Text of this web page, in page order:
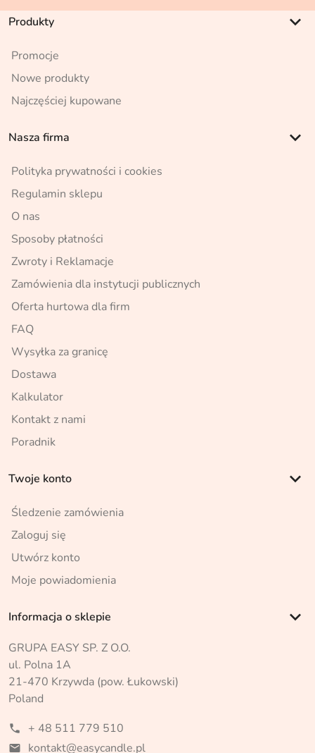
Produkty keyboard_arrow_down
Promocje
Nowe produkty
Najczęściej kupowane
Nasza firma keyboard_arrow_down
Polityka prywatności i cookies
Regulamin sklepu
O nas
Sposoby płatności
Zwroty i Reklamacje
Zamówienia dla instytucji publicznych
Oferta hurtowa dla firm
FAQ
Wysyłka za granicę
Dostawa
Kalkulator
Kontakt z nami
Poradnik
Twoje konto keyboard_arrow_down
Śledzenie zamówienia
Zaloguj się
Utwórz konto
Moje powiadomienia
Informacja o sklepie keyboard_arrow_down
GRUPA EASY SP. Z O.O.
ul. Polna 1A
21-470 Krzywda (pow. Łukowski)
Poland
phone + 48 511 779 510
mail kontakt@easycandle.pl